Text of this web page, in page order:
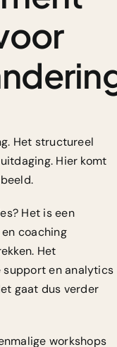
Het structureel
Hier komt
Het is een
coaching
Het
en analytics
gaat dus verder
workshops